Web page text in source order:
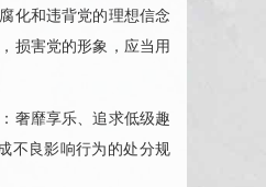
化和违背党的理想信念
损害党的形象，应当用
奢靡享乐、追求低级趣
不良影响行为的处分规